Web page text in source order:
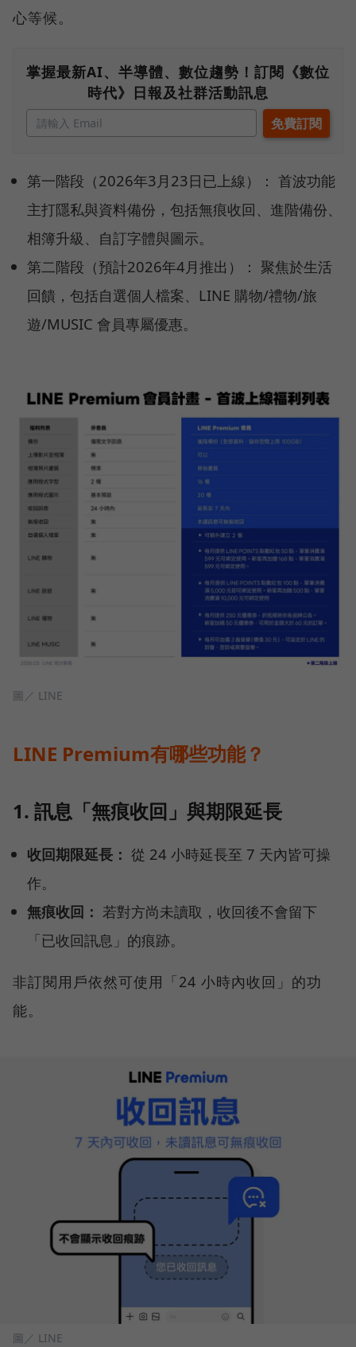
心等候。
掌握最新AI、半導體、數位趨勢！訂閱《數位
時代》日報及社群活動訊息
第一階段（2026年3月23日已上線）： 首波功能
主打隱私與資料備份，包括無痕收回、進階備份、
相簿升級、自訂字體與圖示。
第二階段（預計2026年4月推出）： 聚焦於生活
回饋，包括自選個人檔案、LINE 購物/禮物/旅
遊/MUSIC 會員專屬優惠。
圖／ LINE
LINE Premium有哪些功能？
1. 訊息「無痕收回」與期限延長
收回期限延長： 從 24 小時延長至 7 天內皆可操
作。
無痕收回： 若對方尚未讀取，收回後不會留下
「已收回訊息」的痕跡。
非訂閱用戶依然可使用「24 小時內收回」的功
能。
圖／ LINE